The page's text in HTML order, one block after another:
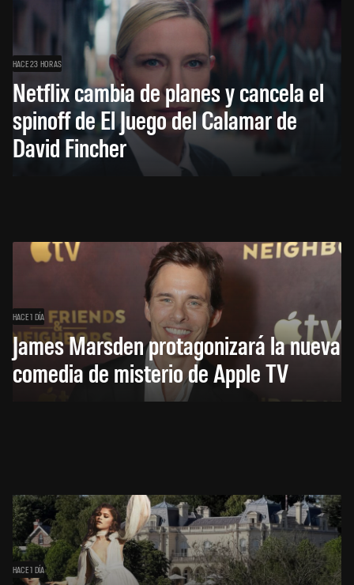
HACE 23 HORAS
Netflix cambia de planes y cancela el
spinoff de El Juego del Calamar de
David Fincher
HACE 1 DÍA
James Marsden protagonizará la nueva
comedia de misterio de Apple TV
HACE 1 DÍA